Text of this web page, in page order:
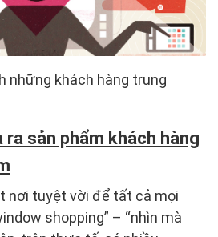
những khách hàng trung
ra sản phẩm khách hàng
nơi tuyệt vời để tất cả mọi
shopping” – “nhìn mà